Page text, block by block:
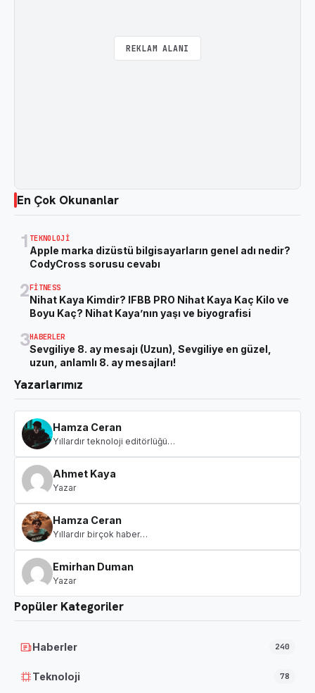
REKLAM ALANI
En Çok Okunanlar
1 TEKNOLOJI
Apple marka dizüstü bilgisayarların genel adı nedir?
CodyCross sorusu cevabı
2FITNESS
Nihat Kaya Kimdir? IFBB PRO Nihat Kaya Kaç Kilo ve
Boyu Kaç? Nihat Kaya’nın yaşı ve biyografisi
3HABERLER
Sevgiliye 8. ay mesajı (Uzun), Sevgiliye en güzel,
uzun, anlamlı 8. ay mesajları!
Yazarlarımız
Hamza Ceran
Yıllardır teknoloji editörlüğü…
Ahmet Kaya
Yazar
Hamza Ceran
Yıllardır birçok haber…
Emirhan Duman
Yazar
Popüler Kategoriler
Haberler 240
Teknoloji 78